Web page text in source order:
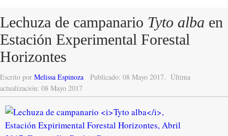
Lechuza de campanario Tyto alba en
Estación Experimental Forestal
Horizontes
Escrito por Melissa Espinoza Publicado: 08 Mayo 2017. Última
actualización: 08 Mayo 2017